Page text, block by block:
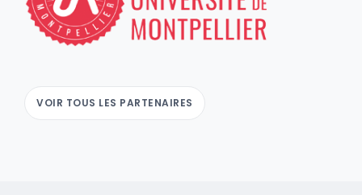
VOIR TOUS LES PARTENAIRES